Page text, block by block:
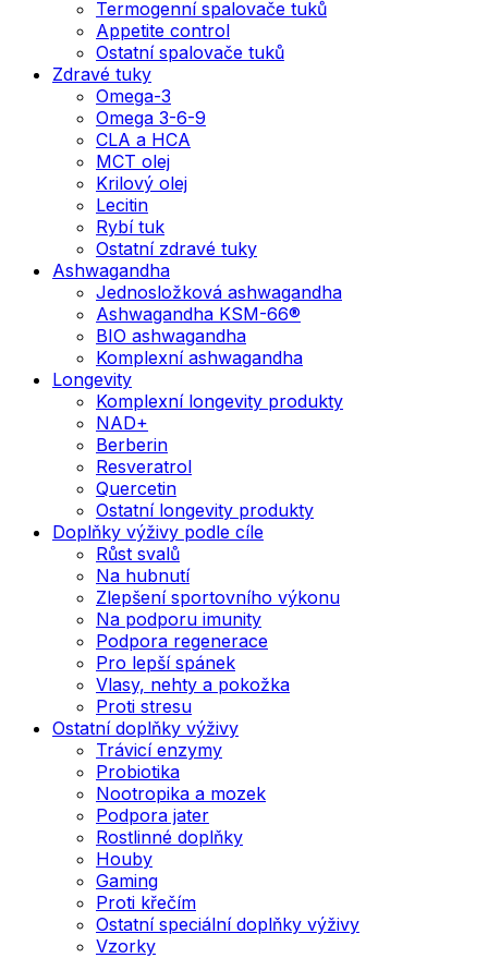
Termogenní spalovače tuků
Appetite control
Ostatní spalovače tuků
Zdravé tuky
Omega-3
Omega 3-6-9
CLA a HCA
MCT olej
Krilový olej
Lecitin
Rybí tuk
Ostatní zdravé tuky
Ashwagandha
Jednosložková ashwagandha
Ashwagandha KSM-66®
BIO ashwagandha
Komplexní ashwagandha
Longevity
Komplexní longevity produkty
NAD+
Berberin
Resveratrol
Quercetin
Ostatní longevity produkty
Doplňky výživy podle cíle
Růst svalů
Na hubnutí
Zlepšení sportovního výkonu
Na podporu imunity
Podpora regenerace
Pro lepší spánek
Vlasy, nehty a pokožka
Proti stresu
Ostatní doplňky výživy
Trávicí enzymy
Probiotika
Nootropika a mozek
Podpora jater
Rostlinné doplňky
Houby
Gaming
Proti křečím
Ostatní speciální doplňky výživy
Vzorky